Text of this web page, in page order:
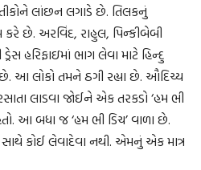
લાંછન લગાડે છે. તિલકનું
છે. અરવિંદ, રાહુલ, પિન્કીબેબી
હરિફાઇમાં ભાગ લેવા માટે હિન્દુ
છે. આ લોકો તમને ઠગી રહ્યા છે. ઔદિચ્ય
લાડવા જોઈને એક તરકડો ‘હમ ભી
આ બધા જ ‘હમ ભી ડિચ’ વાળા છે.
કોઈ લેવાદેવા નથી. એમનું એક માત્ર